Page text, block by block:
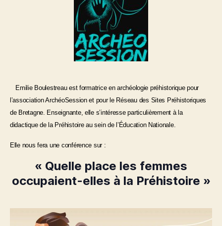
Emilie Boulestreau est formatrice en archéologie préhistorique pour
l’association ArchéoSession et pour le Réseau des Sites Préhistoriques
de Bretagne. Enseignante, elle s’intéresse particulièrement à la
didactique de la Préhistoire au sein de l’ Éducation Nationale.
Elle nous fera une conférence sur :
« Quelle place les femmes
occupaient-elles à la Préhistoire »